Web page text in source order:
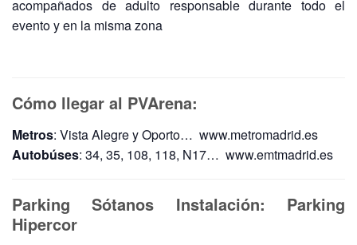
acompañados de adulto responsable durante todo el
evento y en la misma zona
Cómo llegar al PVArena:
Metros: Vista Alegre y Oporto… www.metromadrid.es
Autobúses: 34, 35, 108, 118, N17… www.emtmadrid.es
Parking Sótanos Instalación: Parking
Hipercor